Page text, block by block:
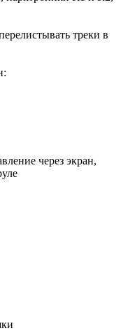
треки в
через экран,